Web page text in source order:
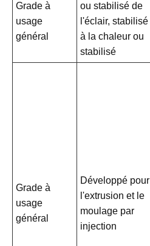
Grade à
usage
général
ou stabilisé de
l'éclair, stabilisé
à la chaleur ou
stabilisé
Grade à
usage
général
Développé pour
l'extrusion et le
moulage par
injection